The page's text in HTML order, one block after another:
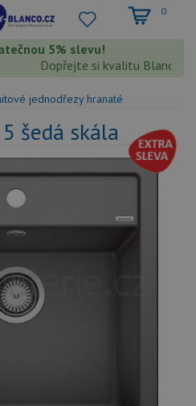
0
5% slevu!
Dopřejte si kvalitu Blanco s
jednodřezy hranaté
šedá skála